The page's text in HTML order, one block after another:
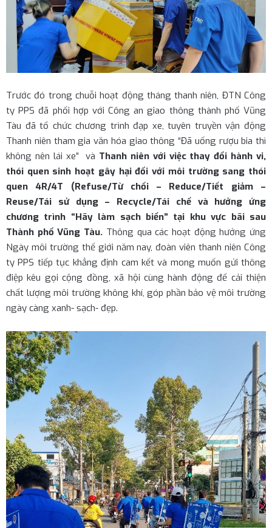
Trước đó trong chuỗi hoạt động tháng thanh niên, ĐTN Công
ty PPS đã phối hợp với Công an giao thông thành phố Vũng
Tàu đã tổ chức chương trình đạp xe, tuyên truyền vận động
Thanh niên tham gia văn hóa giao thông “Đã uống rượu bia thì
không nên lái xe” và Thanh niên với việc thay đổi hành vi,
thói quen sinh hoạt gây hại đối với môi trường sang thói
quen 4R/4T (Refuse/Từ chối – Reduce/Tiết giảm –
Reuse/Tái sử dụng – Recycle/Tái chế và hưởng ứng
chương trình “Hãy làm sạch biển” tại khu vực bãi sau
Thành phố Vũng Tàu. Thông qua các hoạt động hưởng ứng
Ngày môi trường thế giới năm nay, đoàn viên thanh niên Công
ty PPS tiếp tục khẳng định cam kết và mong muốn gửi thông
điệp kêu gọi cộng đồng, xã hội cùng hành động để cải thiện
chất lượng môi trường không khí, góp phần bảo vệ môi trường
ngày càng xanh- sạch- đẹp.